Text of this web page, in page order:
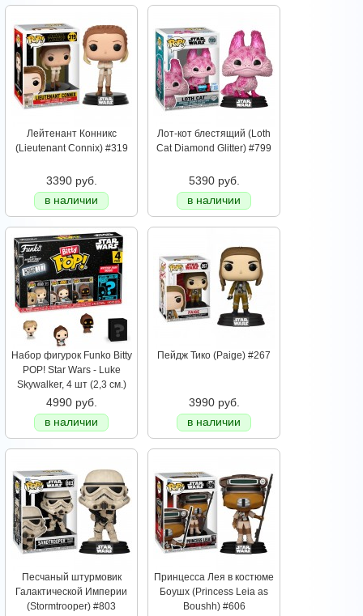
Лейтенант Конникс
(Lieutenant Connix) #319
3390 руб.
в наличии
Лот-кот блестящий (Loth
Cat Diamond Glitter) #799
5390 руб.
в наличии
Набор фигурок Funko Bitty
POP! Star Wars - Luke
Skywalker, 4 шт (2,3 см.)
4990 руб.
в наличии
Пейдж Тико (Paige) #267
3990 руб.
в наличии
Песчаный штурмовик
Галактической Империи
(Stormtrooper) #803
Принцесса Лея в костюме
Боушх (Princess Leia as
Boushh) #606